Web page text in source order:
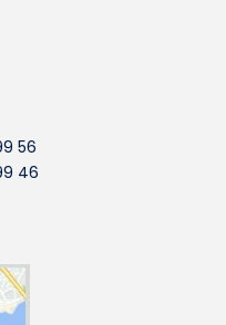
56
46